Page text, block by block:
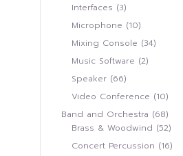
Interfaces 33
สินค้า
Microphone 1010
สินค้า
Mixing Console 3434
Music Software 22
Speaker 6666
Video Conference 1010
สินค้า
Band and Orchestra 6868
สินค้า
Brass & Woodwind 5252
สินค้า
Concert Percussion 1616